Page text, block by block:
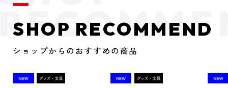
SHOP RECOMMEND
ショップからのおすすめの商品